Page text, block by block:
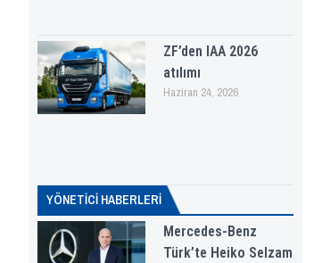
ZF’den IAA 2026
atılımı
Haziran 24, 2026
YÖNETICI HABERLERI
Mercedes-Benz
Türk’te Heiko Selzam